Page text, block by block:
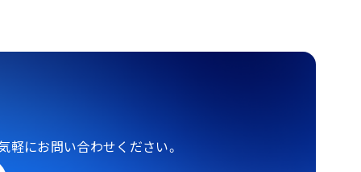
軽にお問い合わせください。